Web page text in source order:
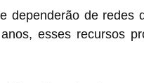
dependerão de redes
esses recursos